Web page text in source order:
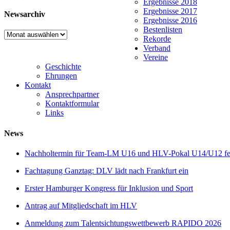
Newsarchiv
Newsarchiv
Ergebnisse 2018
Ergebnisse 2017
Ergebnisse 2016
Bestenlisten
Rekorde
Verband
Vereine
Geschichte
Ehrungen
Kontakt
Ansprechpartner
Kontaktformular
Links
News
Nachholtermin für Team-LM U16 und HLV-Pokal U14/U12
Fachtagung Ganztag: DLV lädt nach Frankfurt ein
Erster Hamburger Kongress für Inklusion und Sport
Antrag auf Mitgliedschaft im HLV
Anmeldung zum Talentsichtungswettbewerb RAPIDO 2026